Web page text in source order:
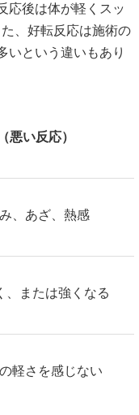
応後は体が軽くスッ
、好転反応は施術の
いという違いもあり
悪い反応）
、あざ、熱感
、または強くなる
軽さを感じない